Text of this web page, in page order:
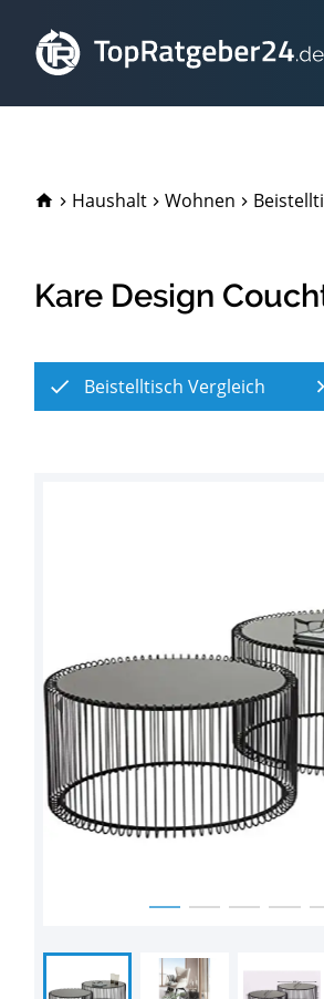
TopRatgeber24.de
Haushalt Wohnen
Kare Design
Beistelltisch Vergleich